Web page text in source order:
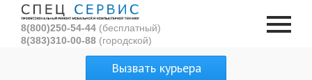
8(800)250-54-44 (бесплатный)
8(383)310-00-88 (городской)
Вызвать курьера